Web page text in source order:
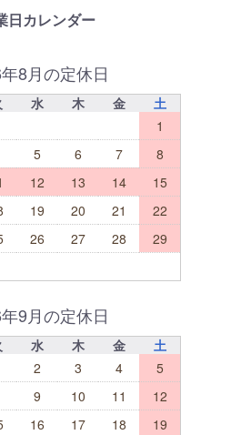
日カレンダー
8月の定休日
水 木 金
土
1
5 6 7
8
12 13 14
15
19 20 21
22
26 27 28
29
9月の定休日
水 木 金
土
2 3 4
5
9 10 11
12
16 17 18
19